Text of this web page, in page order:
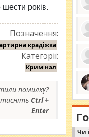
років.
Позначення:
крадіжка
Категорії:
Кримінал
помилку?
Ctrl +
Enter
за
ми
in
Чи